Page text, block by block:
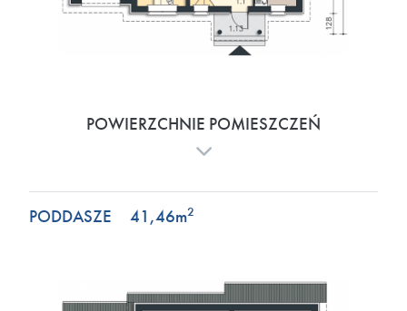
POWIERZCHNIE POMIESZCZEŃ
PODDASZE 41,46m2